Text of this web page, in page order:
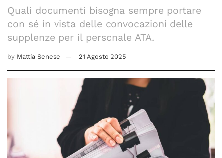
Quali documenti bisogna sempre portare
con sé in vista delle convocazioni delle
supplenze per il personale ATA.
by Mattia Senese 21 Agosto 2025